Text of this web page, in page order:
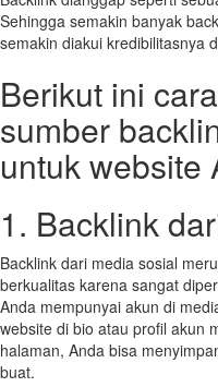
Sehingga semakin banyak
semakin diakui kredibilitasnya
Berikut ini
sumber
untuk website
1. Backlink
Backlink dari media sosial
berkualitas karena sangat
Anda mempunyai akun di
website di bio atau profil akun
halaman, Anda bisa
buat.